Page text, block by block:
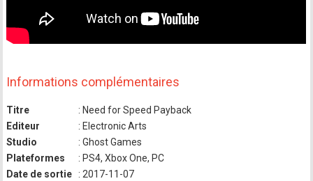
Informations complémentaires
Titre
: Need for Speed Payback
Editeur
: Electronic Arts
Studio
: Ghost Games
Plateformes
: PS4, Xbox One, PC
Date de sortie
: 2017-11-07